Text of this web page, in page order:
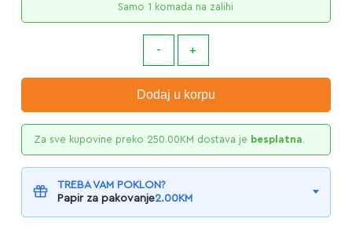
Samo 1 komada na zalihi
Dodaj u korpu
Za sve kupovine preko 250.00KM dostava je besplatna.
TREBA VAM POKLON?
Papir za pakovanje2.00KM